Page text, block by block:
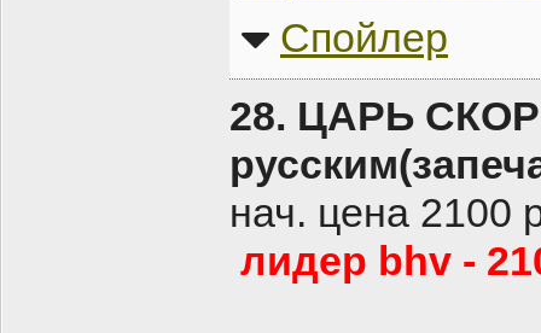
Спойлер
28. ЦАРЬ
нач. цена 2100
лидер bhv -